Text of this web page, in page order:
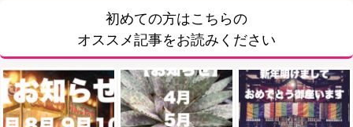
初めての方はこちらの
オススメ記事をお読みください